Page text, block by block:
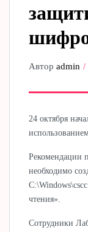
Авторadmin
24 октября
Рекомендации
необходимо
чтения».
Сотрудники